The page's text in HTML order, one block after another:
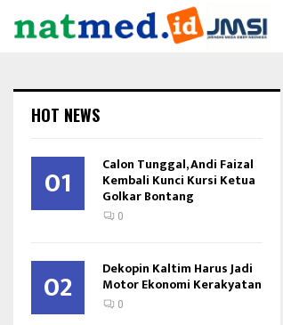
HOT NEWS
01 Calon Tunggal, Andi Faizal
Kembali Kunci Kursi Ketua
Golkar Bontang
0
02 Dekopin Kaltim Harus Jadi
Motor Ekonomi Kerakyatan
0